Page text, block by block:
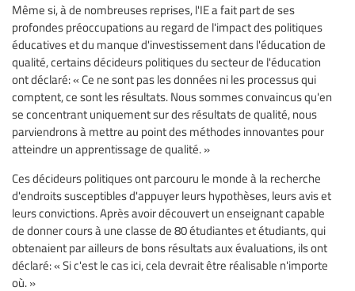
Même si, à de nombreuses reprises, l'IE a fait part de ses
profondes préoccupations au regard de l'impact des politiques
éducatives et du manque d'investissement dans l'éducation de
qualité, certains décideurs politiques du secteur de l'éducation
ont déclaré: « Ce ne sont pas les données ni les processus qui
comptent, ce sont les résultats. Nous sommes convaincus qu'en
se concentrant uniquement sur des résultats de qualité, nous
parviendrons à mettre au point des méthodes innovantes pour
atteindre un apprentissage de qualité. »
Ces décideurs politiques ont parcouru le monde à la recherche
d'endroits susceptibles d'appuyer leurs hypothèses, leurs avis et
leurs convictions. Après avoir découvert un enseignant capable
de donner cours à une classe de 80 étudiantes et étudiants, qui
obtenaient par ailleurs de bons résultats aux évaluations, ils ont
déclaré: « Si c'est le cas ici, cela devrait être réalisable n'importe
où. »